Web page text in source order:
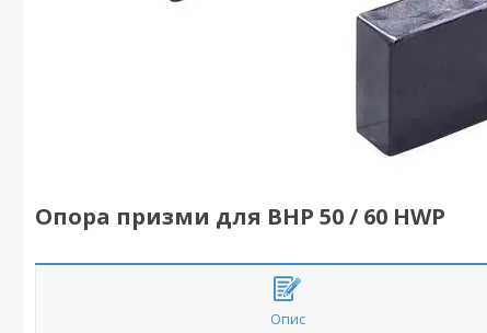
Опора призми для BHP 50 / 60 HWP
Опис